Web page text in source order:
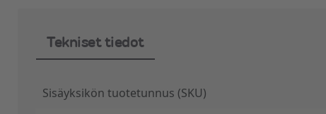
Tekniset tiedot
Sisäyksikön tuotetunnus (SKU)